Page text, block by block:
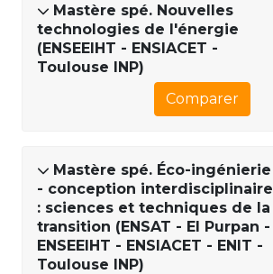
Mastère spé. Nouvelles
technologies de l'énergie
(ENSEEIHT - ENSIACET -
Toulouse INP)
Comparer
Mastère spé. Éco-ingénierie
- conception interdisciplinaire
: sciences et techniques de la
transition (ENSAT - EI Purpan -
ENSEEIHT - ENSIACET - ENIT -
Toulouse INP)